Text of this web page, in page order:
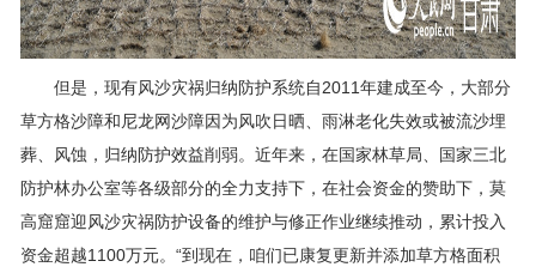
但是，现有风沙灾祸归纳防护系统自2011年建成至今，大部分
草方格沙障和尼龙网沙障因为风吹日晒、雨淋老化失效或被流沙埋
葬、风蚀，归纳防护效益削弱。近年来，在国家林草局、国家三北
防护林办公室等各级部分的全力支持下，在社会资金的赞助下，莫
高窟窟迎风沙灾祸防护设备的维护与修正作业继续推动，累计投入
资金超越1100万元。“到现在，咱们已康复更新并添加草方格面积